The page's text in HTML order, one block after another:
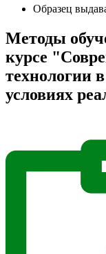
Образец
Методы
курсе
технологии
условиях